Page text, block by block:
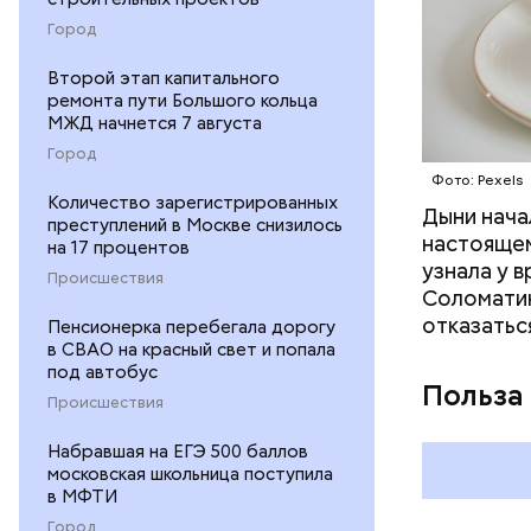
Город
Второй этап капитального
ремонта пути Большого кольца
МЖД начнется 7 августа
Город
Количество зарегистрированных
преступлений в Москве снизилось
на 17 процентов
Происшествия
Пенсионерка перебегала дорогу
в СВАО на красный свет и попала
под автобус
Происшествия
Набравшая на ЕГЭ 500 баллов
московская школьница поступила
в МФТИ
Город
Фото: Pexels
Дыни
узнала у
— Если